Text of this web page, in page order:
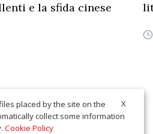
e la sfida cinese
X
placed by the site on the
collect some information
Cookie Policy